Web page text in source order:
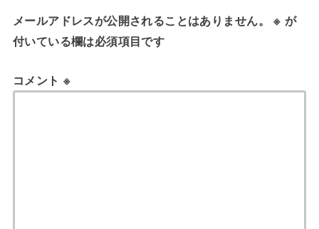
メールアドレスが公開されることはありません。 ※ が
付いている欄は必須項目です
コメント ※